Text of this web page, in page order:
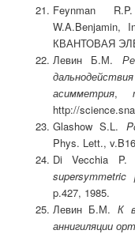
Feynman
W.A.Benjamin,
КВАНТОВАЯ
Левин Б.М.
асимметрия,
http://
Glashow S.L.
Phys. Lett.,
Di Vecchia
supersymmetric
p.427, 1985.
Левин Б.М.К
аннигиляции